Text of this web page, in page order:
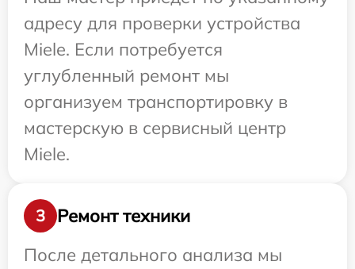
адресу для проверки устройства
Miele. Если потребуется
углубленный ремонт мы
организуем транспортировку в
мастерскую в сервисный центр
Miele.
3
Ремонт техники
После детального анализа мы